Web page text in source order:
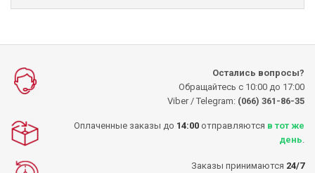
Остались вопросы?
Обращайтесь с 10:00 до 17:00
Viber / Telegram: (066) 361-86-35
Оплаченные заказы до 14:00 отправляются в тот же
день
Заказы принимаются 24/7